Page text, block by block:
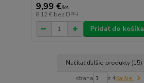
9,99 €/ks
8,12 € bez DPH
Pridať do košíka
Načítať ďalšie produkty (15)
strana z 4ďalšie